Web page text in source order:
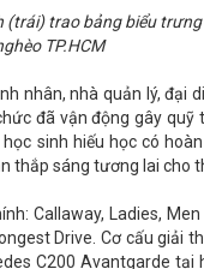
trao bảng biểu
TP.HCM
nhân, nhà quản lý, đại
đã vận động gây quỹ
sinh hiếu học có
thắp sáng tương lai cho
Callaway, Ladies,
Drive. Cơ cấu giải
C200 Avantgarde tại